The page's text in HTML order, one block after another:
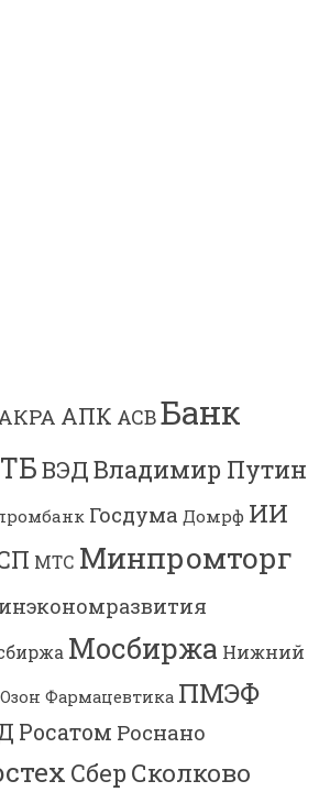
АПК АСВБанк
ВЭДВладимир Путин
Госдума Домрф ИИ
МТС Минпромторг
Мосбиржа Нижний
Озон Фармацевтика ПМЭФ
Росатом Роснано
Сбер Сколково